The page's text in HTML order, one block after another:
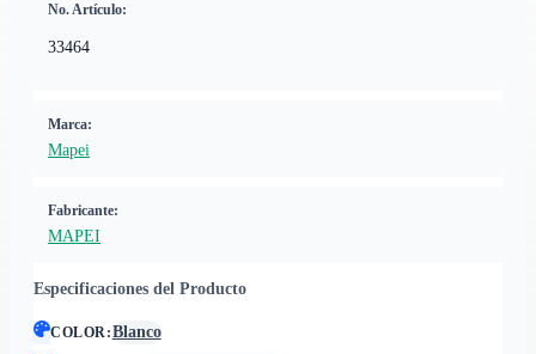
No. Artículo:
33464
Marca:
Mapei
Fabricante:
MAPEI
Especificaciones del Producto
COLOR:Blanco